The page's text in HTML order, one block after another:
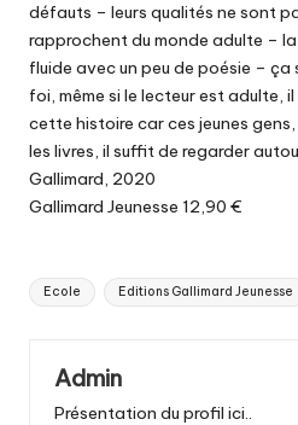
défauts – leurs qualités ne sont
rapprochent du monde adulte – la
fluide avec un peu de poésie –
foi, même si le lecteur est adulte,
cette histoire car ces jeunes
les livres, il suffit de regarder
Gallimard, 2020
Gallimard Jeunesse 12,90 €
Tags:
Ecole Editions Gallimard Jeunesse
Admin
Présentation du profil ici..